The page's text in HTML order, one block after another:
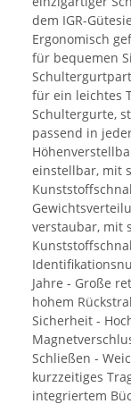
dem IGR-
Ergonomisch
für bequemen
für ein leichtes
Schultergurte,
passend in
einstellbar, mit
verstaubar, mit
Jahre - Große
hohem
Sicherheit -
Schließen -
kurzzeitiges
integriertem